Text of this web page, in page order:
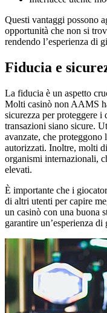
Questi vantaggi possono
opportunità che non si
rendendo l’esperienza di
Fiducia e
La fiducia è un aspetto
Molti casinò non AAMS
sicurezza per proteggere i
transazioni siano sicure.
avanzate, che
autorizzati. Inoltre, molti
organismi internazionali,
elevati.
È importante che i
di altri utenti per capire
un casinò con una buona
garantire un’esperienza